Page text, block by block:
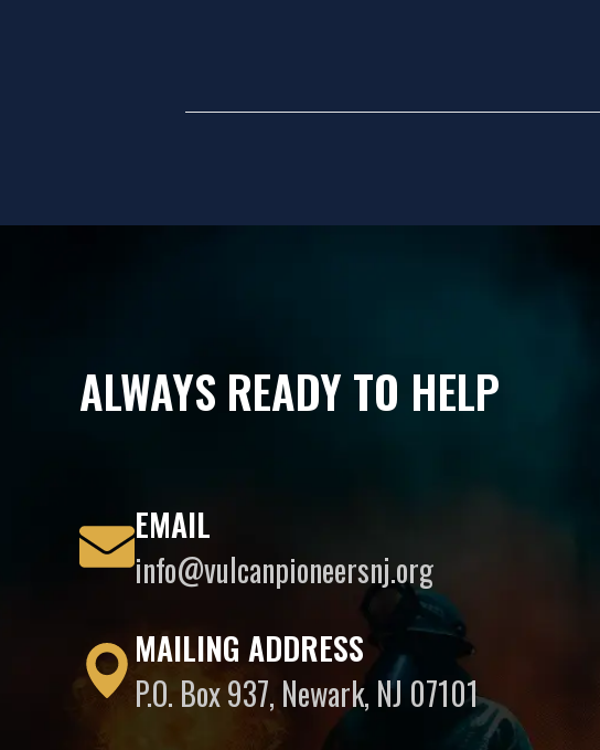
ALWAYS READY TO HELP
EMAIL
info@vulcanpioneersnj.org
MAILING ADDRESS
P.O. Box 937, Newark, NJ 07101